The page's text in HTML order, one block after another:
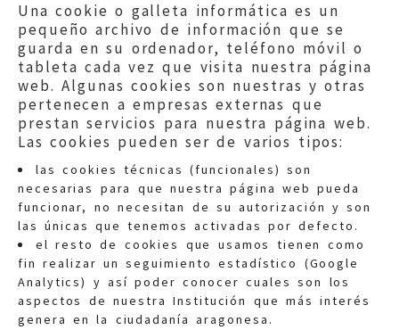
Una cookie o galleta informática es un
pequeño archivo de información que se
guarda en su ordenador, teléfono móvil o
tableta cada vez que visita nuestra página
web. Algunas cookies son nuestras y otras
pertenecen a empresas externas que
prestan servicios para nuestra página web.
Las cookies pueden ser de varios tipos:
las cookies técnicas (funcionales) son
necesarias para que nuestra página web pueda
funcionar, no necesitan de su autorización y son
las únicas que tenemos activadas por defecto.
el resto de cookies que usamos tienen como
fin realizar un seguimiento estadístico (Google
Analytics) y así poder conocer cuales son los
aspectos de nuestra Institución que más interés
genera en la ciudadanía aragonesa.
Quejas:quejas@eljusticiadearagon.es
Información general:
informacion@eljusticiadearagon.es
Teléfonos:900 210 210/